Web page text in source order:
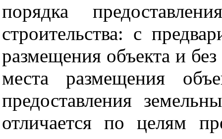
порядка
строительства: с
размещения объекта и без
места размещения
предоставления
отличается по целям